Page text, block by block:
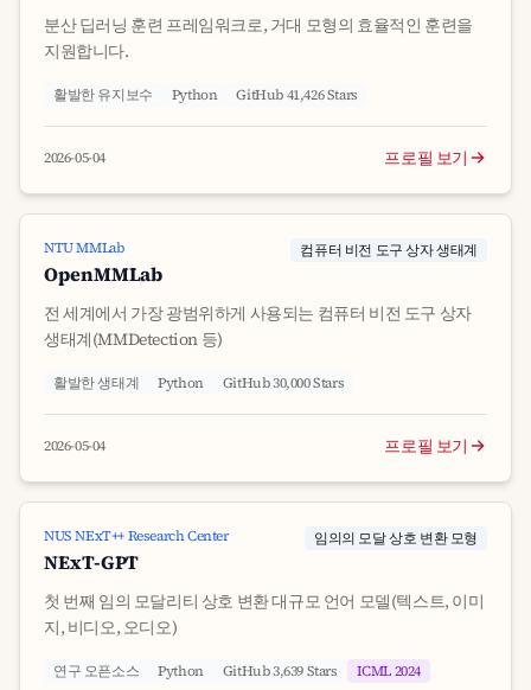
분산 딥러닝 훈련 프레임워크로, 거대 모형의 효율적인 훈련을
지원합니다.
활발한 유지보수 Python GitHub 41,426 Stars
2026-05-04 프로필 보기
NTU MMLab
OpenMMLab
컴퓨터 비전 도구 상자 생태계
전 세계에서 가장 광범위하게 사용되는 컴퓨터 비전 도구 상자
생태계(MMDetection 등)
활발한 생태계 Python GitHub 30,000 Stars
2026-05-04 프로필 보기
NUS NExT++ Research Center
NExT-GPT
임의의 모달 상호 변환 모형
첫 번째 임의 모달리티 상호 변환 대규모 언어 모델(텍스트, 이미
지, 비디오, 오디오)
연구 오픈소스 Python GitHub 3,639 Stars ICML 2024